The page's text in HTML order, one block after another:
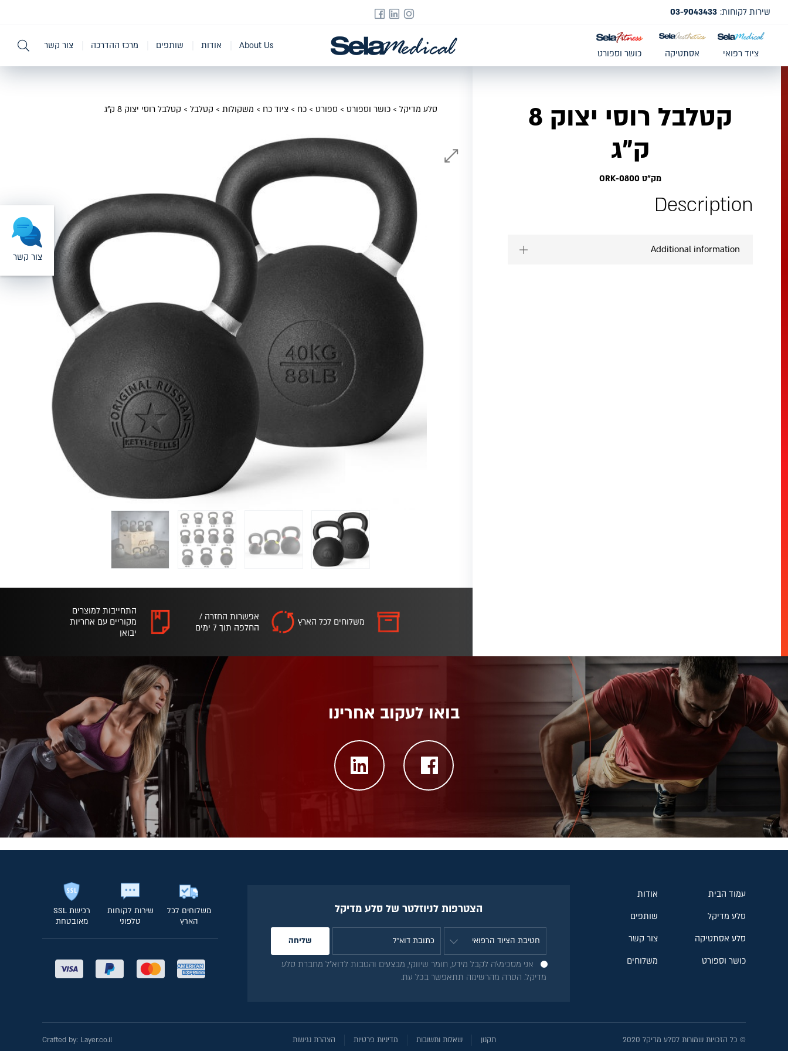
שירות לקוחות: 03-9043433
ציוד רפואי אסתטיקה כושר וספורט
About Us אודות שותפים מרכז ההדרכה צור קשר
צור קשר
סלע מדיקל> כושר וספורט> ספורט> כח > ציוד כח > משקולות> קטלבל> קטלבל רוסי יצוק 8 ק”ג
משלוחים לכל הארץ
אפשרות החזרה /
החלפה תוך 7 ימים
התחייבות למוצרים
מקוריים עם אחריות
יבואן
קטלבל רוסי יצוק 8
ק"ג
מק"ט ORK-0800
Description
Additional information
בואו לעקוב אחרינו
עמוד הבית
אודות
סלע מדיקל
שותפים
סלע אסתטיקה
צור קשר
כושר וספורט
משלוחים
הצטרפות לניוזלטר של סלע מדיקל
אני מסכימ\ה לקבל מידע, חומר שיווקי, מבצעים והטבות לדוא"ל מחברת סלע
מדיקל. הסרה מהרשימה תתאפשר בכל עת.
משלוחים לכל
הארץ
שירות לקוחות
טלפוני
רכישת SSL
מאובטחת
© כל הזכויות שמורות לסלע מדיקל 2020 תקנון שאלות ותשובות מדיניות פרטיות הצהרת נגישות Crafted by: Layer.co.il